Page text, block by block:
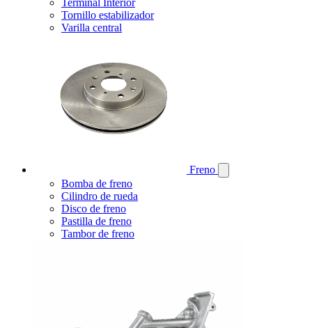
Terminal Interior
Tornillo estabilizador
Varilla central
Freno
Bomba de freno
Cilindro de rueda
Disco de freno
Pastilla de freno
Tambor de freno